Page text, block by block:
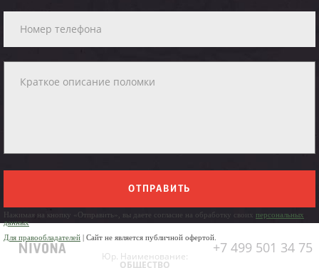
ОТПРАВИТЬ
Нажимая на кнопку «Отправить», вы даете согласие на обработку своих персональных
данных
Для правообладателей | Сайт не является публичной офертой.
+7 499 501 34 75
Юр. Наименование:
ОБЩЕСТВО